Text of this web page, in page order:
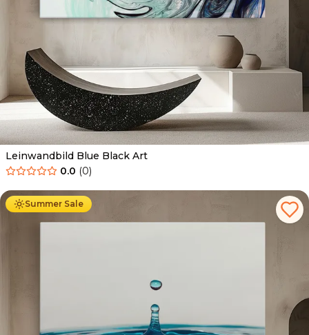
Leinwandbild Blue Black Art
0.0 (0)
Summer Sale
Ab 39.90 € 34.90